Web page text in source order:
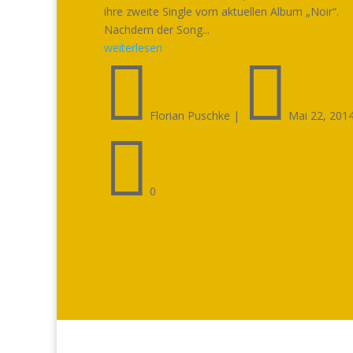
ihre zweite Single vom aktuellen Album „Noir“.
Nachdem der Song...
weiterlesen
 Florian Puschke |  Mai 22,
 0